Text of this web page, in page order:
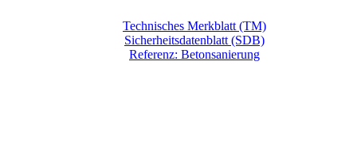
Technisches Merkblatt (TM)
Sicherheitsdatenblatt (SDB)
Referenz: Betonsanierung